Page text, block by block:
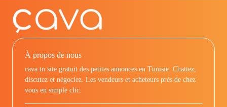
À propos de nous
cava.tn site gratuit des petites annonces en Tunisie: Chattez,
discutez et négociez. Les vendeurs et acheteurs prés de chez
vous en simple clic.